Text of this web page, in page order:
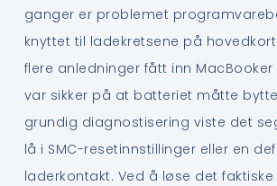
ganger er problemet
knyttet til ladekretsene på
flere anledninger fått inn MacBooker
var sikker på at batteriet måtte
grundig diagnostisering viste det
lå i SMC-resetinnstillinger eller en
laderkontakt. Ved å løse det